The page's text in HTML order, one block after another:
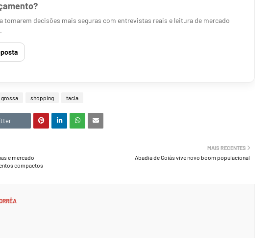
tomarem decisões mais seguras com entrevistas reais e leitura de mercado
grossa shopping tacla
MAIS RECENTES
Abadia de Goiás vive novo boom populacional
e mercado
compactos